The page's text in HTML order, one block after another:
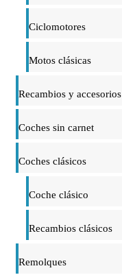
Ciclomotores
Motos clásicas
Recambios y accesorios
Coches sin carnet
Coches clásicos
Coche clásico
Recambios clásicos
Remolques